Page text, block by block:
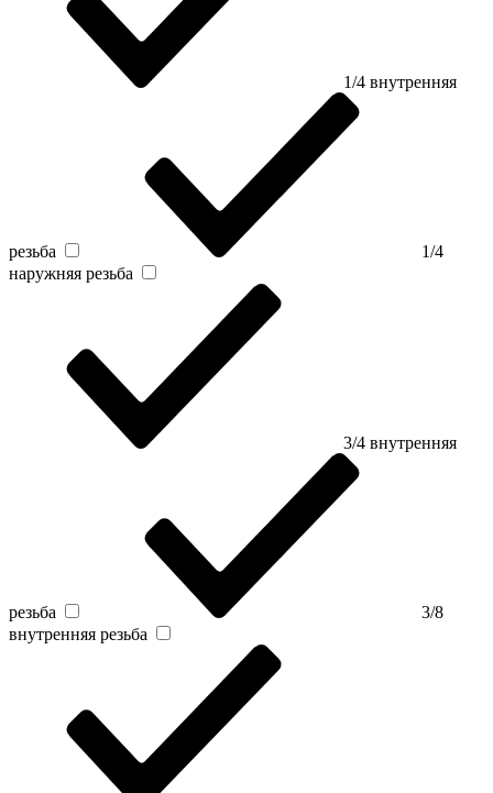
1/4 внутренняя
резьба
1/4
наружняя резьба
3/4 внутренняя
резьба
3/8
внутренняя резьба